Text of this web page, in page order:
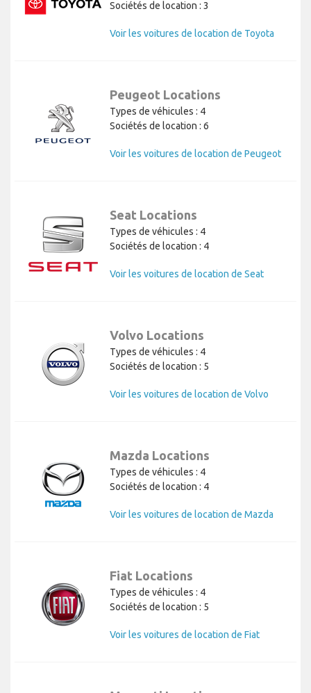
Sociétés de location : 3
Voir les voitures de location de Toyota
Peugeot Locations
Types de véhicules : 4
Sociétés de location : 6
Voir les voitures de location de Peugeot
Seat Locations
Types de véhicules : 4
Sociétés de location : 4
Voir les voitures de location de Seat
Volvo Locations
Types de véhicules : 4
Sociétés de location : 5
Voir les voitures de location de Volvo
Mazda Locations
Types de véhicules : 4
Sociétés de location : 4
Voir les voitures de location de Mazda
Fiat Locations
Types de véhicules : 4
Sociétés de location : 5
Voir les voitures de location de Fiat